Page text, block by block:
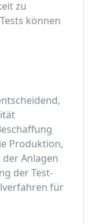
zu
können
Produktion,
Anlagen
der Test-
für